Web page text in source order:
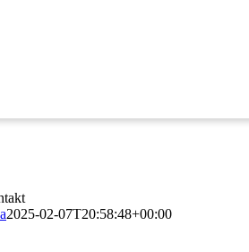
2025-02-07T20:58:48+00:00